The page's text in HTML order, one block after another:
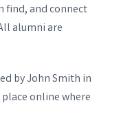
find, and connect
alumni are
by John Smith in
online where